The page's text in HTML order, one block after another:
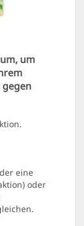
um
gegen
eine
oder